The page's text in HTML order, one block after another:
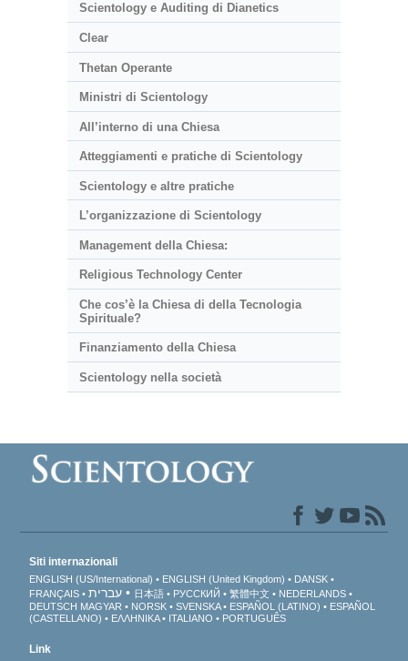
Scientology e Auditing di Dianetics
Clear
Thetan Operante
Ministri di Scientology
All’interno di una Chiesa
Atteggiamenti e pratiche di Scientology
Scientology e altre pratiche
L’organizzazione di Scientology
Management della Chiesa:
Religious Technology Center
Che cos’è la Chiesa di della Tecnologia
Spirituale?
Finanziamento della Chiesa
Scientology nella società
Siti internazionali
ENGLISH (US/International) ENGLISH (United Kingdom)
DANSK
FRANÇAIS
עברית 日本語 РУССКИЙ 繁體中文
NEDERLANDS
DEUTSCH MAGYAR NORSK SVENSKA ESPAÑOL (LATINO)
ESPAÑOL
(CASTELLANO)
ΕΛΛΗΝΙΚA ITALIANO PORTUGUÊS
Link